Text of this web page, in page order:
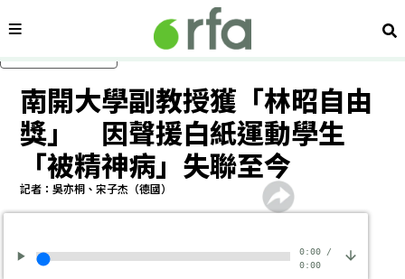
內容分類 搜
南開大學副教授獲「林昭自由
獎」 因聲援白紙運動學生
「被精神病」失聯至今
記者：吳亦桐、宋子杰（德國）
0:00/
0:00